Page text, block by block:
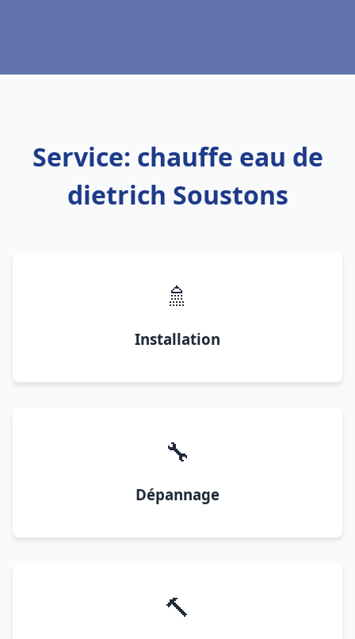
Service: chauffe eau de
dietrich Soustons
🚿
Installation
🔧
Dépannage
🔨